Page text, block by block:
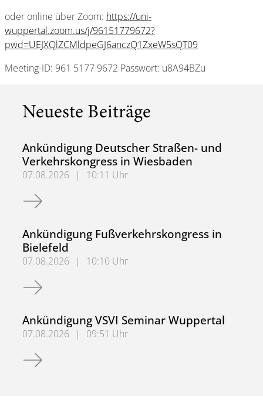
oder online über Zoom: https://uni-
wuppertal.zoom.us/j/96151779672?
pwd=UEJXQlZCMldpeGJ6anczQ1ZxeW5sQT09
Meeting-ID: 961 5177 9672 Passwort: u8A94BZu
Neueste Beiträge
Ankündigung Deutscher Straßen- und
Verkehrskongress in Wiesbaden
07.08.2026 |
10:11 Uhr
Ankündigung Deutscher Straßen- und Verkehrskongress
Ankündigung Fußverkehrskongress in
Bielefeld
07.08.2026 |
10:10 Uhr
Ankündigung Fußverkehrskongress in Bielefeld
Ankündigung VSVI Seminar Wuppertal
07.08.2026 |
09:51 Uhr
Ankündigung VSVI Seminar Wuppertal